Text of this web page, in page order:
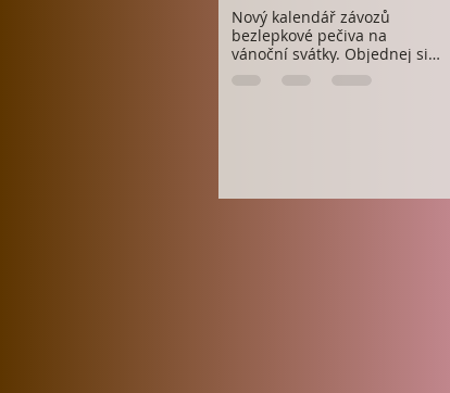
Nový kalendář závozů
bezlepkové pečiva na
vánoční svátky. Objednej si